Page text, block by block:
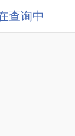
查询中